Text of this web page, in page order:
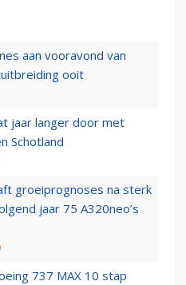
aan vooravond van
ooit
jaar langer door met
Schotland
groeiprognoses na sterk
jaar 75 A320neo’s
737 MAX 10 stap